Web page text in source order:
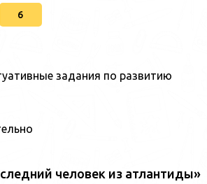
6
задания по развитию
человек из атлантиды»